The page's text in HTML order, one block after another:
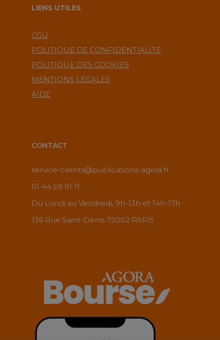
LIENS UTILES
CGU
POLITIQUE DE CONFIDENTIALITÉ
POLITIQUE DES COOKIES
MENTIONS LÉGALES
AIDE
CONTACT
service-clients@publications-agora.fr
01 44 59 91 11
Du Lundi au Vendredi, 9h-13h et 14h-17h
136 Rue Saint-Denis 75002 PARIS